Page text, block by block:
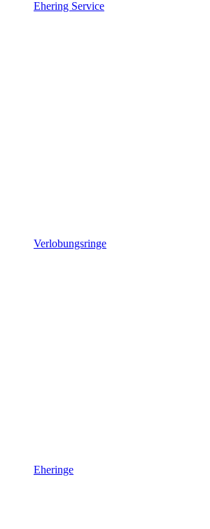
Ehering Service
Verlobungsringe
Eheringe